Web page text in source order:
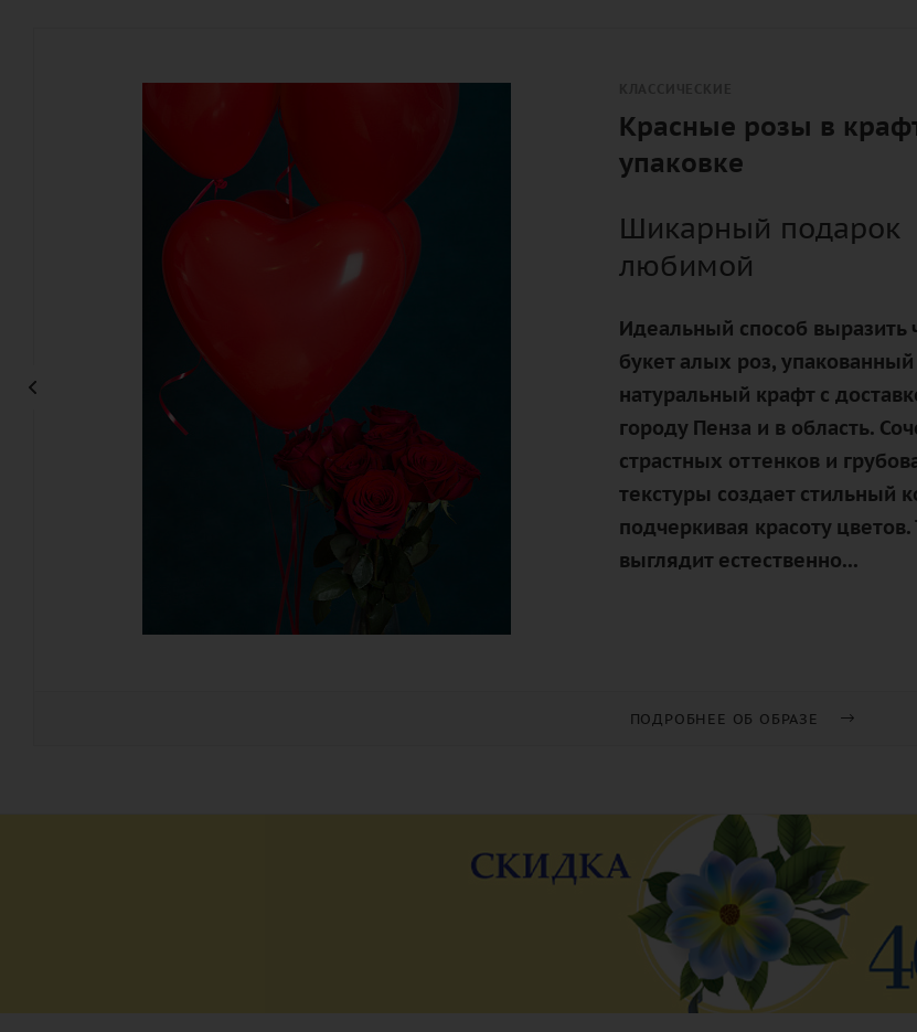
Красные розы в
упаковке
Шикарный подарок
любимой
Идеальный способ выразить
букет алых роз, упакованный
натуральный крафт с
городу Пенза и в область.
страстных оттенков и
текстуры создает стильный
подчеркивая красоту цветов.
выглядит естественно...
ПОДРОБНЕЕ ОБ ОБРАЗЕ